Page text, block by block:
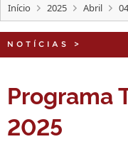
TELEFONES
Início 2025 Abril 04
NOTÍCIAS >
Programa
2025